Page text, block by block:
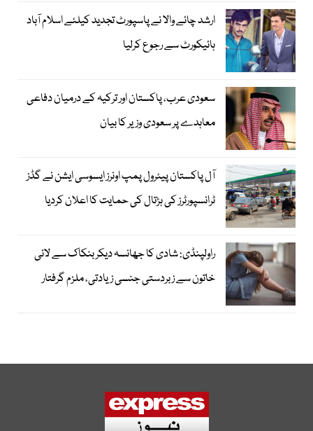
ارشد چائے والا نے پاسپورٹ تجدید کیلئے اسلام آباد
ہائیکورٹ سے رجوع کرلیا
سعودی عرب، پاکستان اور ترکیہ کے درمیان دفاعی
معاہدے پر سعودی وزیر کا بیان
آل پاکستان پیٹرول پمپ اونرز ایسوسی ایشن نے گڈز
ٹرانسپورٹرز کی ہڑتال کی حمایت کا اعلان کردیا
راولپنڈی: شادی کا جھانسہ دیکر بنکاک سے لائی
خاتون سے زبردستی جنسی زیادتی، ملزم گرفتار